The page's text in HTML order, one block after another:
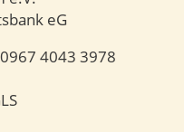
eG
4043 3978